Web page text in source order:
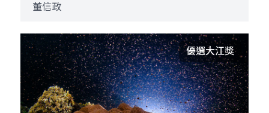
董信政
優選大江獎